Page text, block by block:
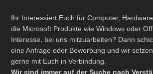
Ihr Interessiert Euch für Computer,
die Microsoft Produkte wie Windows oder
Interesse, bei uns mitzuarbeiten? Dann
eine Anfrage oder Bewerbung und wir
gerne mit Euch in Verbindung.
Wir sind immer auf der Suche nach